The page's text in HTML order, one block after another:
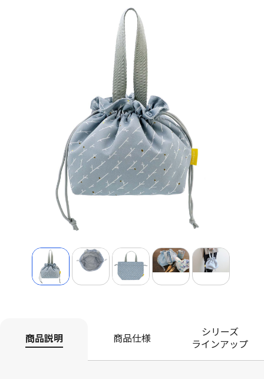
商品説明 商品仕様
シリーズ
ラインアップ